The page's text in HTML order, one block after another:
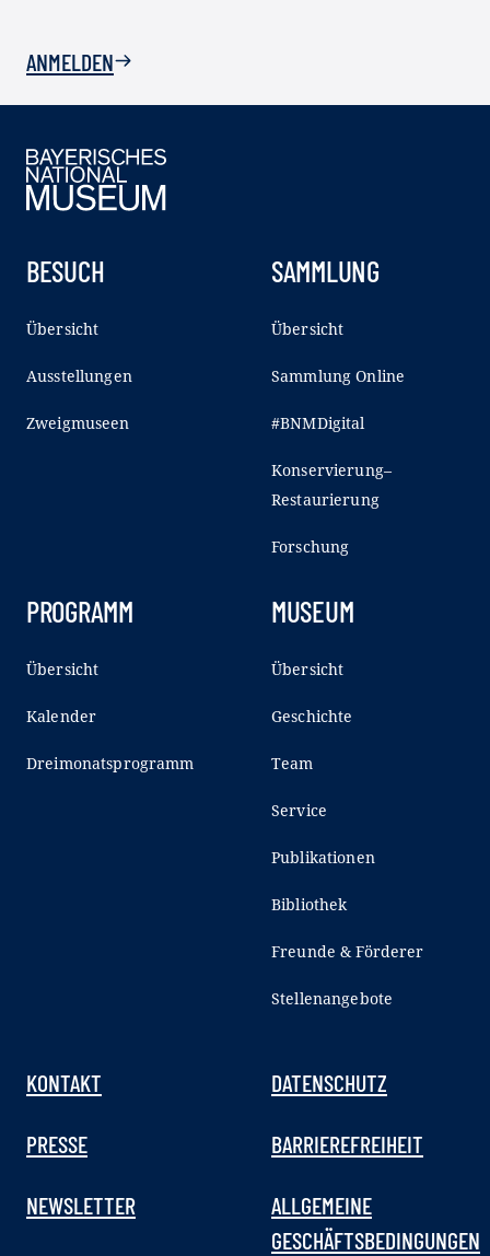
ANMELDEN
BESUCH
Übersicht
Ausstellungen
Zweigmuseen
SAMMLUNG
Übersicht
Sammlung Online
#BNMDigital
Konservierung–
Restaurierung
Forschung
PROGRAMM
Übersicht
Kalender
Dreimonatsprogramm
MUSEUM
Übersicht
Geschichte
Team
Service
Publikationen
Bibliothek
Freunde & Förderer
Stellenangebote
KONTAKT
PRESSE
NEWSLETTER
DATENSCHUTZ
BARRIEREFREIHEIT
ALLGEMEINE
GESCHÄFTSBEDINGUNGEN